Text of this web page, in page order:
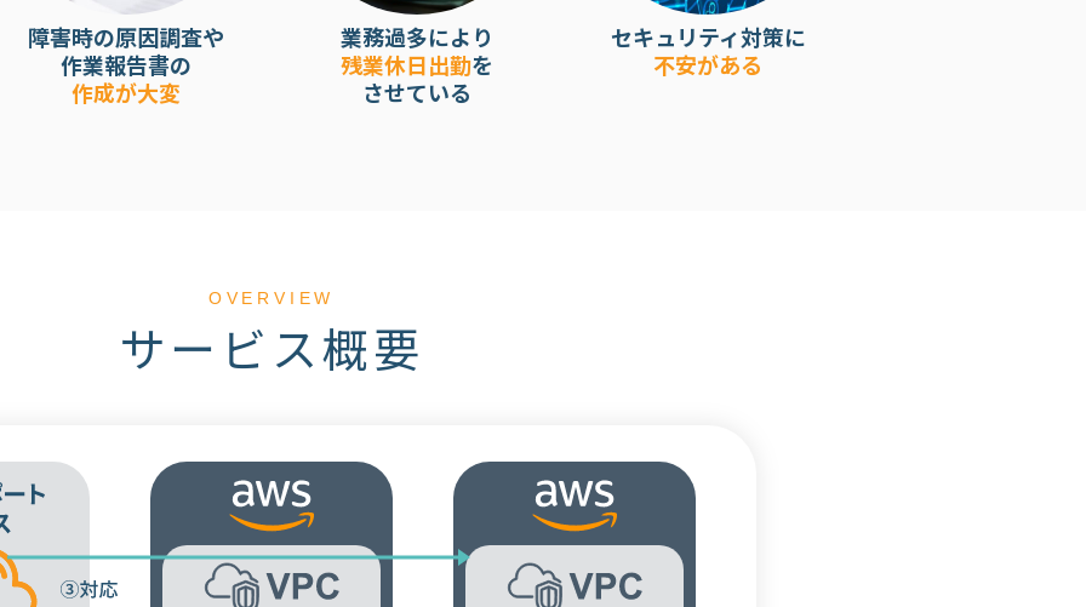
障害時の原因調査や
作業報告書の
作成が大変
業務過多により
残業休日出勤を
させている
セキュリティ対策に
不安がある
OVERVIEW
サービス概要